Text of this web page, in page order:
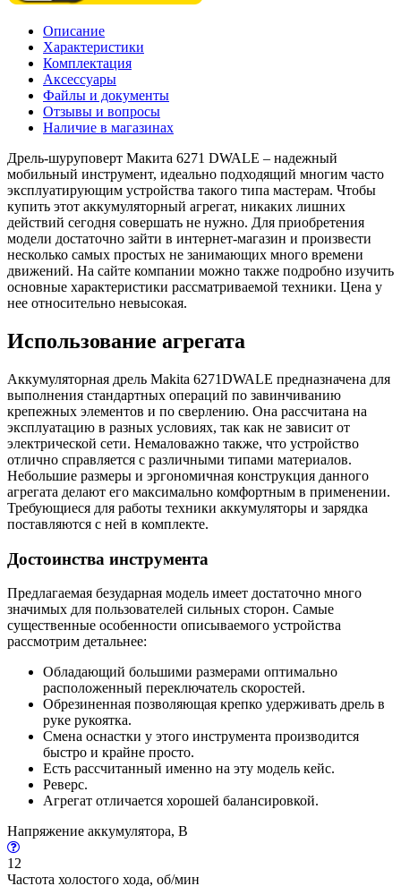
Описание
Характеристики
Комплектация
Аксессуары
Файлы и документы
Отзывы и вопросы
Наличие в магазинах
Дрель-шуруповерт Макита 6271 DWALE – надежный
мобильный инструмент, идеально подходящий многим часто
эксплуатирующим устройства такого типа мастерам. Чтобы
купить этот аккумуляторный агрегат, никаких лишних
действий сегодня совершать не нужно. Для приобретения
модели достаточно зайти в интернет-магазин и произвести
несколько самых простых не занимающих много времени
движений. На сайте компании можно также подробно изучить
основные характеристики рассматриваемой техники. Цена у
нее относительно невысокая.
Использование агрегата
Аккумуляторная дрель Makita 6271DWALE предназначена для
выполнения стандартных операций по завинчиванию
крепежных элементов и по сверлению. Она рассчитана на
эксплуатацию в разных условиях, так как не зависит от
электрической сети. Немаловажно также, что устройство
отлично справляется с различными типами материалов.
Небольшие размеры и эргономичная конструкция данного
агрегата делают его максимально комфортным в применении.
Требующиеся для работы техники аккумуляторы и зарядка
поставляются с ней в комплекте.
Достоинства инструмента
Предлагаемая безударная модель имеет достаточно много
значимых для пользователей сильных сторон. Самые
существенные особенности описываемого устройства
рассмотрим детальнее:
Обладающий большими размерами оптимально
расположенный переключатель скоростей.
Обрезиненная позволяющая крепко удерживать дрель в
руке рукоятка.
Смена оснастки у этого инструмента производится
быстро и крайне просто.
Есть рассчитанный именно на эту модель кейс.
Реверс.
Агрегат отличается хорошей балансировкой.
Напряжение аккумулятора, В
12
Частота холостого хода, об/мин